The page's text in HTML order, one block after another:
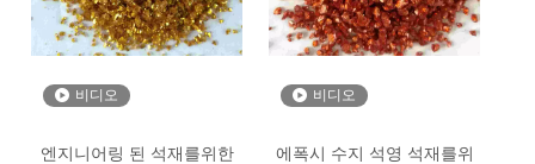
비디오
엔지니어링 된 석재를위한
비디오
에폭시 수지 석영 석재를위